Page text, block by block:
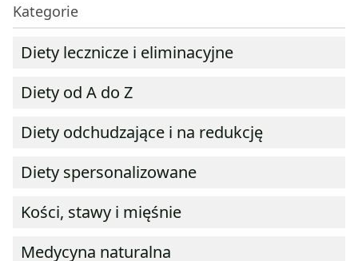
Kategorie
Diety lecznicze i eliminacyjne
Diety od A do Z
Diety odchudzające i na redukcję
Diety spersonalizowane
Kości, stawy i mięśnie
Medycyna naturalna